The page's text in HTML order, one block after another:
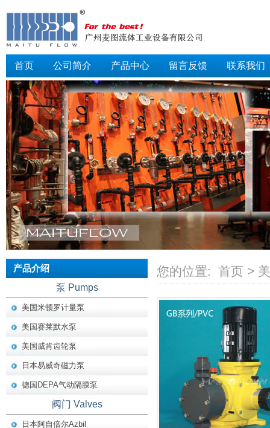
首页 公司简介 产品中心 留言反馈 联系我们
您的位置: 首页 >
产品介绍
泵 Pumps
美国米顿罗计量泵
美国赛莱默水泵
美国威肯齿轮泵
日本易威奇磁力泵
德国DEPA气动隔膜泵
阀门 Valves
日本阿自倍尔Azbil